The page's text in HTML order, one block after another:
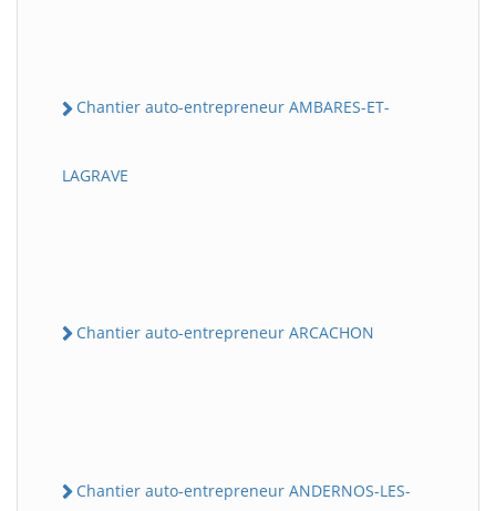
Chantier auto-entrepreneur AMBARES-ET-
LAGRAVE
Chantier auto-entrepreneur ARCACHON
Chantier auto-entrepreneur ANDERNOS-LES-